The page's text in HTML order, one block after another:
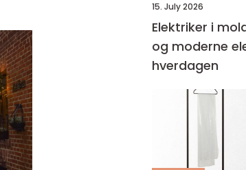
15. July 2026
Elektriker i molde
og moderne
hverdagen